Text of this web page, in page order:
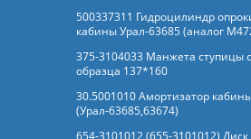
500337311 Гидроцилиндр
кабины Урал-63685 (аналог
375-3104033 Манжета ступицы
образца 137*160
30.5001010 Амортизатор
(Урал-63685,63674)
654-3101012 (655-3101012) Диск